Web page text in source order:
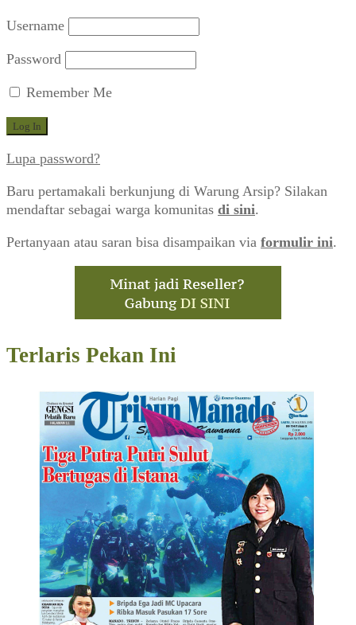
Username
Password
Remember Me
Lupa password?
Baru pertamakali berkunjung di Warung Arsip? Silakan
mendaftar sebagai warga komunitas di sini.
Pertanyaan atau saran bisa disampaikan via formulir ini.
Terlaris Pekan Ini